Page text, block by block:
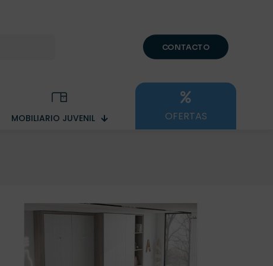
CONTACTO
MOBILIARIO JUVENIL OFERTAS